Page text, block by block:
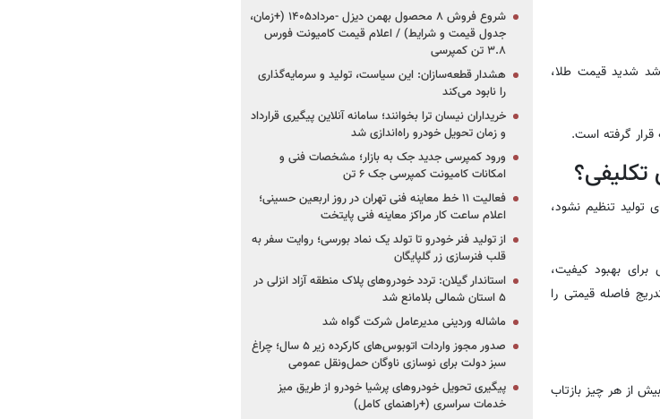
رشد شدید قیمت طلا،
گرفته است.
تولید تنظیم نشود،
بهبود کیفیت،
فاصله قیمتی را
از هر چیز بازتاب
شروع فروش ۸ محصول بهمن دیزل -مرداد۱۴۰۵ (+زمان،
جدول قیمت و شرایط) / اعلام قیمت کامیونت فورس
۳.۸ تن کمپرسی
هشدار قطعه‌سازان: این سیاست، تولید و سرمایه‌گذاری
را نابود می‌کند
خریداران نیسان ترا بخوانند؛ سامانه آنلاین پیگیری قرارداد
و زمان تحویل خودرو راه‌اندازی شد
ورود کمپرسی جدید جک به بازار؛ مشخصات فنی و
امکانات کامیونت کمپرسی جک ۶ تن
فعالیت ۱۱ خط معاینه فنی تهران در روز اربعین حسینی؛
اعلام ساعت کار مراکز معاینه فنی پایتخت
از تولید فنر خودرو تا تولد یک نماد بورسی؛ روایت سفر به
قلب فنرسازی زر گلپایگان
استاندار گیلان: تردد خودروهای پلاک منطقه آزاد انزلی در
۵ استان شمالی بلامانع شد
ماشاله وردینی مدیرعامل شرکت گواه شد
صدور مجوز واردات اتوبوس‌های کارکرده زیر ۵ سال؛ چراغ
سبز دولت برای نوسازی ناوگان حمل‌ونقل عمومی
پیگیری تحویل خودروهای پرشیا خودرو از طریق میز
خدمات سراسری (+راهنمای کامل)